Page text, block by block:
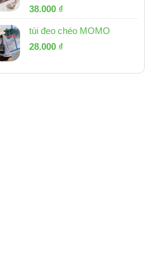
Giá
là:
53.000 ₫.
38.000 ₫
tại
túi đeo chéo MOMO
Giá
là:
28.000 ₫
tại